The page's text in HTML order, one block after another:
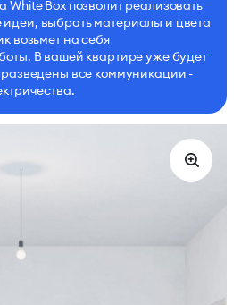
White Box позволит реализовать
выбрать материалы и цвета
возьмет на себя
В вашей квартире уже будет
разведены все коммуникации -